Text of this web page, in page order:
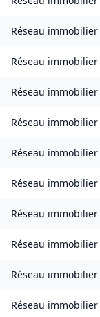
Réseau immobilier
Réseau immobilier
Réseau immobilier
Réseau immobilier
Réseau immobilier
Réseau immobilier
Réseau immobilier
Réseau immobilier
Réseau immobilier
Réseau immobilier